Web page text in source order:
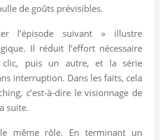
de goûts prévisibles.
l’épisode suivant » illustre
Il réduit l’effort nécessaire
clic, puis un autre, et la série
interruption. Dans les faits, cela
c’est-à-dire le visionnage de
suite.
même rôle. En terminant un